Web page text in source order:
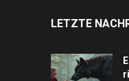
LETZTE